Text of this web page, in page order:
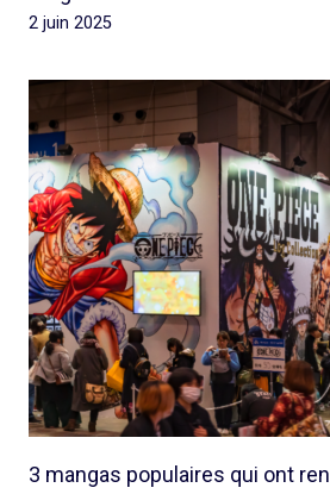
2 juin 2025
3 mangas populaires qui ont